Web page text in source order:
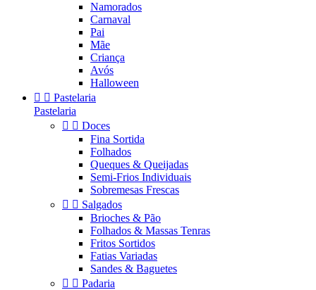
Namorados
Carnaval
Pai
Mãe
Criança
Avós
Halloween
  Pastelaria
Pastelaria
  Doces
Fina Sortida
Folhados
Queques & Queijadas
Semi-Frios Individuais
Sobremesas Frescas
  Salgados
Brioches & Pão
Folhados & Massas Tenras
Fritos Sortidos
Fatias Variadas
Sandes & Baguetes
  Padaria